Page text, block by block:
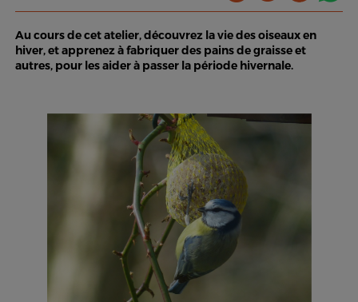
Au cours de cet atelier, découvrez la vie des oiseaux en
hiver, et apprenez à fabriquer des pains de graisse et
autres, pour les aider à passer la période hivernale.